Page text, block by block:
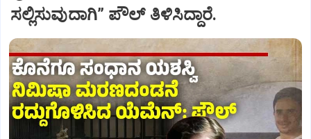
ಸಲ್ಲಿಸುವುದಾಗಿ” ಪೌಲ್‌ ತಿಳಿಸಿದ್ದಾರೆ.